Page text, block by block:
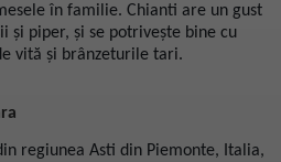
în familie. Chianti are un gust
și piper, și se potrivește bine cu
vită și brânzeturile tari.
regiunea Asti din Piemonte, Italia,